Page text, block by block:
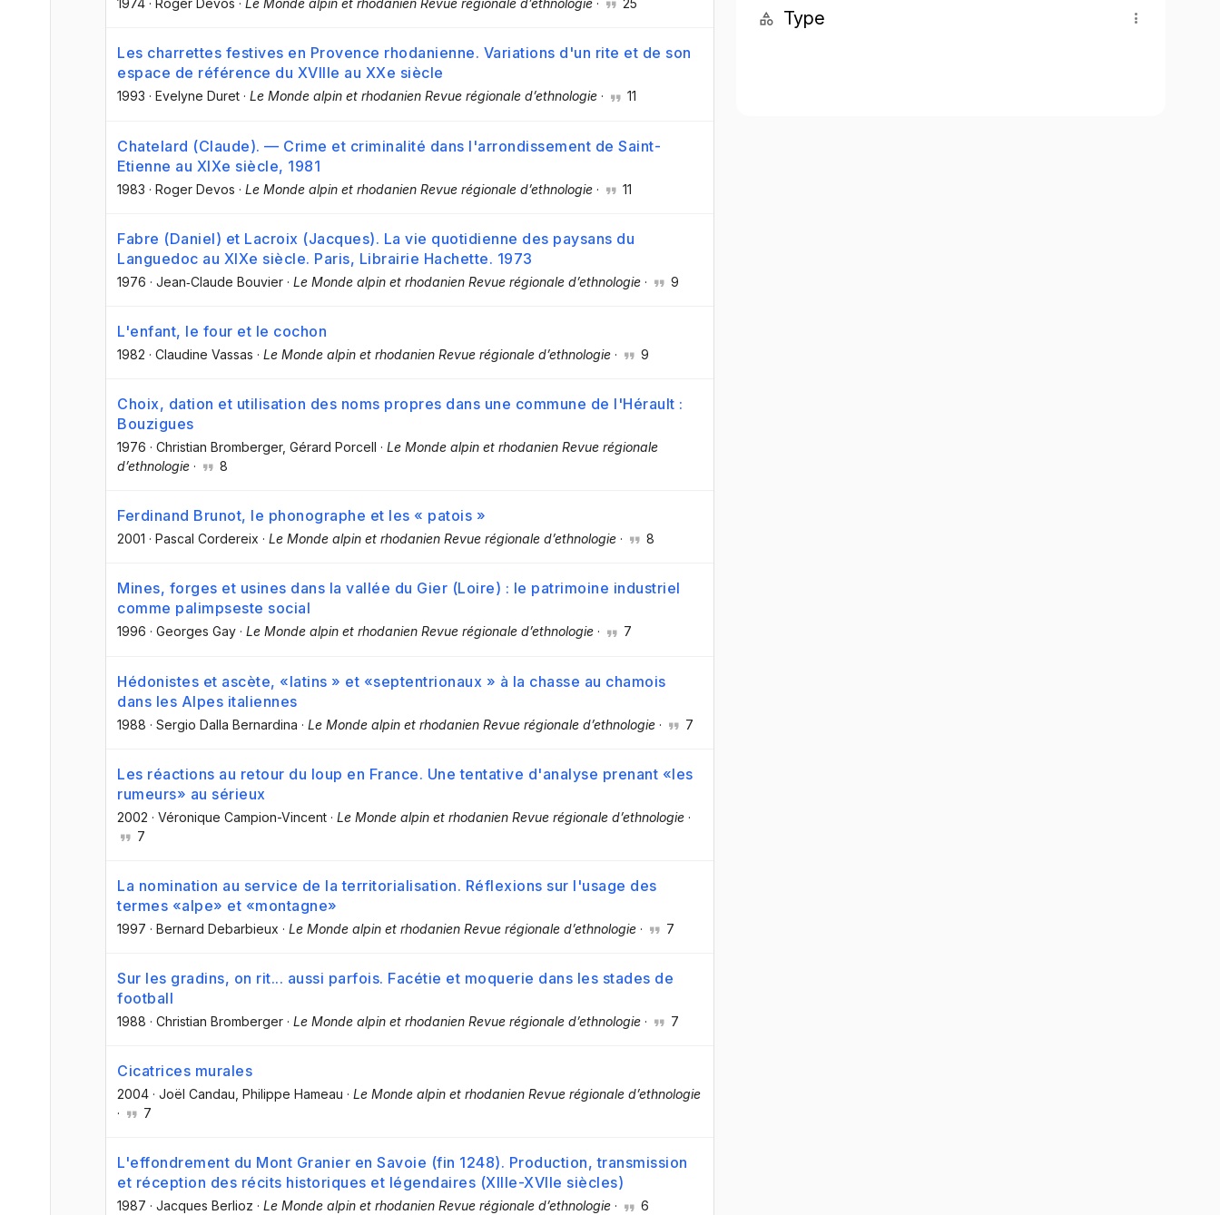
1974 · Roger Devos · Le Monde alpin et rhodanien Revue régionale d’ethnologie · 25
Les charrettes festives en Provence rhodanienne. Variations d'un rite et de son
espace de référence du XVIIIe au XXe siècle
1993 · Evelyne Duret · Le Monde alpin et rhodanien Revue régionale d’ethnologie · 11
Chatelard (Claude). — Crime et criminalité dans l'arrondissement de Saint-
Etienne au XIXe siècle, 1981
1983 · Roger Devos · Le Monde alpin et rhodanien Revue régionale d’ethnologie · 11
Fabre (Daniel) et Lacroix (Jacques). La vie quotidienne des paysans du
Languedoc au XIXe siècle. Paris, Librairie Hachette. 1973
1976 · Jean‐Claude Bouvier · Le Monde alpin et rhodanien Revue régionale d’ethnologie · 9
L'enfant, le four et le cochon
1982 · Claudine Vassas · Le Monde alpin et rhodanien Revue régionale d’ethnologie · 9
Choix, dation et utilisation des noms propres dans une commune de l'Hérault :
Bouzigues
1976 · Christian Bromberger, Gérard Porcell · Le Monde alpin et rhodanien Revue régionale
d’ethnologie · 8
Ferdinand Brunot, le phonographe et les « patois »
2001 · Pascal Cordereix · Le Monde alpin et rhodanien Revue régionale d’ethnologie · 8
Mines, forges et usines dans la vallée du Gier (Loire) : le patrimoine industriel
comme palimpseste social
1996 · Georges Gay · Le Monde alpin et rhodanien Revue régionale d’ethnologie · 7
Hédonistes et ascète, «latins » et «septentrionaux » à la chasse au chamois
dans les Alpes italiennes
1988 · Sergio Dalla Bernardina · Le Monde alpin et rhodanien Revue régionale d’ethnologie · 7
Les réactions au retour du loup en France. Une tentative d'analyse prenant «les
rumeurs» au sérieux
2002 · Véronique Campion-Vincent · Le Monde alpin et rhodanien Revue régionale d’ethnologie ·
7
La nomination au service de la territorialisation. Réflexions sur l'usage des
termes «alpe» et «montagne»
1997 · Bernard Debarbieux · Le Monde alpin et rhodanien Revue régionale d’ethnologie · 7
Sur les gradins, on rit... aussi parfois. Facétie et moquerie dans les stades de
football
1988 · Christian Bromberger · Le Monde alpin et rhodanien Revue régionale d’ethnologie · 7
Cicatrices murales
2004 · Joël Candau , Philippe Hameau · Le Monde alpin et rhodanien Revue régionale d’ethnologie
·
7
L'effondrement du Mont Granier en Savoie (fin 1248). Production, transmission
et réception des récits historiques et légendaires (XIIIe-XVIIe siècles)
1987 · Jacques Berlioz · Le Monde alpin et rhodanien Revue régionale d’ethnologie · 6
Type